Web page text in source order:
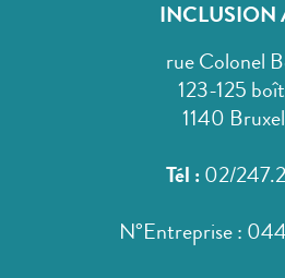
INCLUSION
rue Colonel
123-125
1140
Tél : 02/
N°Entreprise :